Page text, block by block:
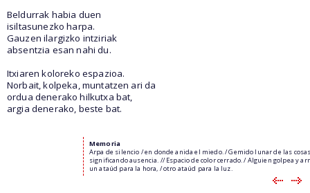
Beldurrak habia duen
isiltasunezko harpa.
Gauzen ilargizko intziriak
absentzia esan nahi du.
Itxiaren koloreko espazioa.
Norbait, kolpeka, muntatzen ari da
ordua denerako hilkutxa bat,
argia denerako, beste bat.
Memoria
Arpa de silencio / en donde anida el miedo. / Gemido lunar de las
significando ausencia. // Espacio de color cerrado. / Alguien golpea y
un ataúd para la hora, / otro ataúd para la luz.